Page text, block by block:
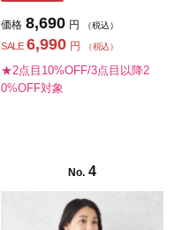
価格 8,690 円 （税込）
SALE 6,990 円 （税込）
★2点目10%OFF/3点目以降2
0%OFF対象
No. 4